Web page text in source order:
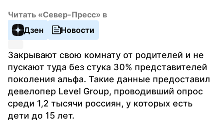
Читать «Север-Пресс» в
Дзен
Новости
Закрывают свою комнату от родителей и не
пускают туда без стука 30% представителей
поколения альфа. Такие данные предоставил
девелопер Level Group, проводивший опрос
среди 1,2 тысячи россиян, у которых есть
дети до 15 лет.